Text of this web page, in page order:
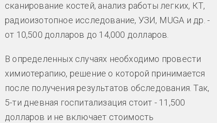
сканирование костей, анализ работы легких, КТ,
радиоизотопное исследование, УЗИ, MUGA и др. -
от 10,500 долларов до 14,000 долларов.
В определенных случаях необходимо провести
химиотерапию, решение о которой принимается
после получения результатов обследования. Так,
5-ти дневная госпитализация стоит - 11,500
долларов и не включает стоимость